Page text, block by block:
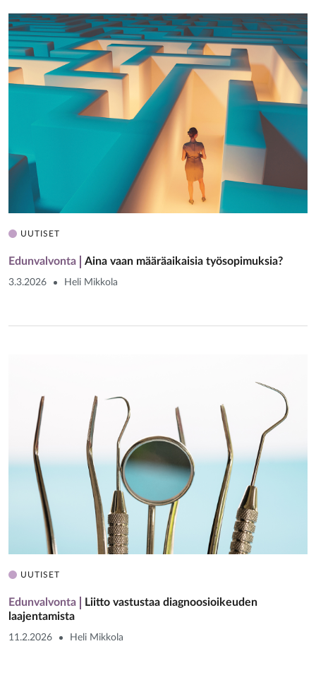
UUTISET
Edunvalvonta Aina vaan määräaikaisia työsopimuksia?
3.3.2026 Heli Mikkola
UUTISET
Edunvalvonta
Liitto vastustaa diagnoosioikeuden
laajentamista
11.2.2026 Heli Mikkola